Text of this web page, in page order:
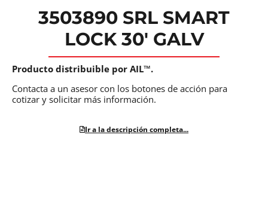
3503890 SRL SMART
LOCK 30′ GALV
Producto distribuible por AIL™.
Contacta a un asesor con los botones de acción para
cotizar y solicitar más información.
Ir a la descripción completa...